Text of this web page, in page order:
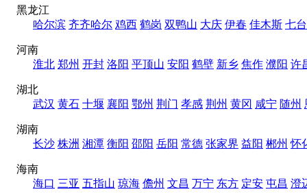
黑龙江
哈尔滨 齐齐哈尔 鸡西 鹤岗 双鸭山 大庆 伊春 佳木斯 七
河南
淮北 郑州 开封 洛阳 平顶山 安阳 鹤壁 新乡 焦作 濮阳 许
湖北
武汉 黄石 十堰 襄阳 鄂州 荆门 孝感 荆州 黄冈 咸宁 随州
湖南
长沙 株洲 湘潭 衡阳 邵阳 岳阳 常德 张家界 益阳 郴州 怀
海南
海口 三亚 五指山 琼海 儋州 文昌 万宁 东方 定安 屯昌 澄